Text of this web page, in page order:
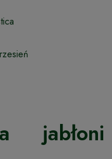
jabłoni